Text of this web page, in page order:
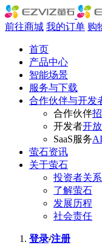
前往商城 我的订单 购
首页
产品中心
智能场景
服务与下载
合作伙伴与开发
合作伙伴
开发者开
SaaS服务
萤石资讯
关于萤石
投资者关系
了解萤石
发展历程
社会责任
登录/注册